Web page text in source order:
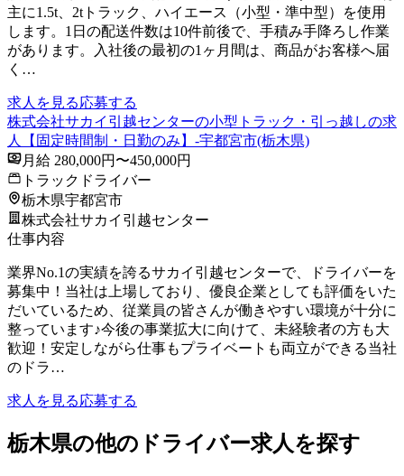
主に1.5t、2tトラック、ハイエース（小型・準中型）を使用
します。1日の配送件数は10件前後で、手積み手降ろし作業
があります。入社後の最初の1ヶ月間は、商品がお客様へ届
く…
求人を見る応募する
株式会社サカイ引越センターの小型トラック・引っ越しの求
人【固定時間制・日勤のみ】-宇都宮市(栃木県)
月給 280,000円〜450,000円
トラックドライバー
栃木県宇都宮市
株式会社サカイ引越センター
仕事内容
業界No.1の実績を誇るサカイ引越センターで、ドライバーを
募集中！当社は上場しており、優良企業としても評価をいた
だいているため、従業員の皆さんが働きやすい環境が十分に
整っています♪今後の事業拡大に向けて、未経験者の方も大
歓迎！安定しながら仕事もプライベートも両立ができる当社
のドラ…
求人を見る応募する
栃木県の他のドライバー求人を探す